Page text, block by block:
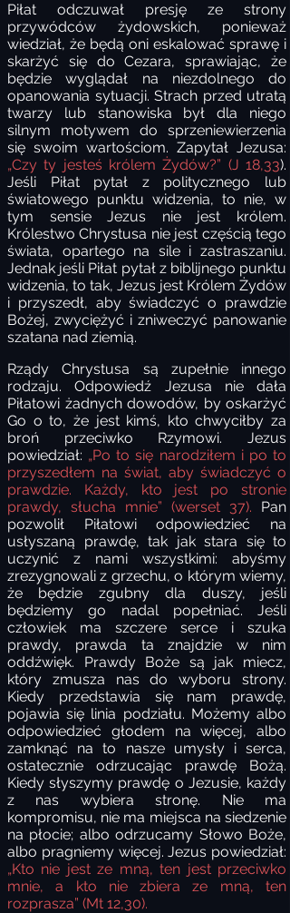
Piłat odczuwał presję ze strony
przywódców żydowskich, ponieważ
wiedział, że będą oni eskalować sprawę i
skarżyć się do Cezara, sprawiając, że
będzie wyglądał na niezdolnego do
opanowania sytuacji. Strach przed utratą
twarzy lub stanowiska był dla niego
silnym motywem do sprzeniewierzenia
się swoim wartościom. Zapytał Jezusa:
„Czy ty jesteś królem Żydów?” (J 18,33).
Jeśli Piłat pytał z politycznego lub
światowego punktu widzenia, to nie, w
tym sensie Jezus nie jest królem.
Królestwo Chrystusa nie jest częścią tego
świata, opartego na sile i zastraszaniu.
Jednak jeśli Piłat pytał z biblijnego punktu
widzenia, to tak, Jezus jest Królem Żydów
i przyszedł, aby świadczyć o prawdzie
Bożej, zwyciężyć i zniweczyć panowanie
szatana nad ziemią.
Rządy Chrystusa są zupełnie innego
rodzaju. Odpowiedź Jezusa nie dała
Piłatowi żadnych dowodów, by oskarżyć
Go o to, że jest kimś, kto chwyciłby za
broń przeciwko Rzymowi. Jezus
powiedział: „Po to się narodziłem i po to
przyszedłem na świat, aby świadczyć o
prawdzie. Każdy, kto jest po stronie
prawdy, słucha mnie” (werset 37). Pan
pozwolił Piłatowi odpowiedzieć na
usłyszaną prawdę, tak jak stara się to
uczynić z nami wszystkimi: abyśmy
zrezygnowali z grzechu, o którym wiemy,
że będzie zgubny dla duszy, jeśli
będziemy go nadal popełniać. Jeśli
człowiek ma szczere serce i szuka
prawdy, prawda ta znajdzie w nim
oddźwięk. Prawdy Boże są jak miecz,
który zmusza nas do wyboru strony.
Kiedy przedstawia się nam prawdę,
pojawia się linia podziału. Możemy albo
odpowiedzieć głodem na więcej, albo
zamknąć na to nasze umysły i serca,
ostatecznie odrzucając prawdę Bożą.
Kiedy słyszymy prawdę o Jezusie, każdy
z nas wybiera stronę. Nie ma
kompromisu, nie ma miejsca na siedzenie
na płocie; albo odrzucamy Słowo Boże,
albo pragniemy więcej. Jezus powiedział:
„Kto nie jest ze mną, ten jest przeciwko
mnie, a kto nie zbiera ze mną, ten
rozprasza” (Mt 12,30).